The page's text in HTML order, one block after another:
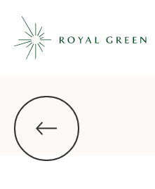
ROYAL GREEN
ニュース一覧にもどる